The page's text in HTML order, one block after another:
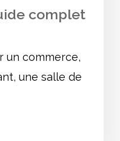
complet
un commerce,
une salle de